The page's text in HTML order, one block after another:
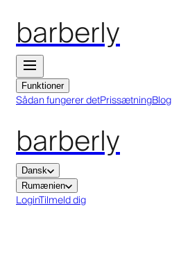
barberly
Funktioner
Sådan fungerer detPrissætningBlog
barberly
Dansk
Rumænien
LoginTilmeld dig